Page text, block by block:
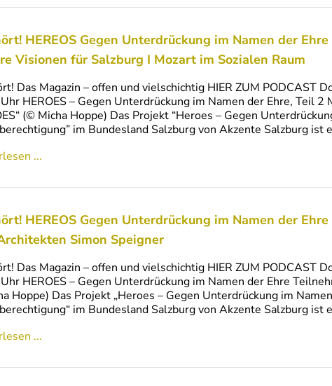
HEREOS Gegen Unterdrückung im Namen der
Visionen für Salzburg I Mozart im Sozialen Raum
Das Magazin – offen und vielschichtig HIER ZUM PODCAST
HEROES – Gegen Unterdrückung im Namen der Ehre, Teil
(© Micha Hoppe) Das Projekt “Heroes – Gegen
im Bundesland Salzburg von Akzente Salzburg ist
...
HEREOS Gegen Unterdrückung im Namen der
Simon Speigner
Das Magazin – offen und vielschichtig HIER ZUM PODCAST
HEROES – Gegen Unterdrückung im Namen der Ehre
Hoppe) Das Projekt „Heroes – Gegen Unterdrückung im
im Bundesland Salzburg von Akzente Salzburg ist
...